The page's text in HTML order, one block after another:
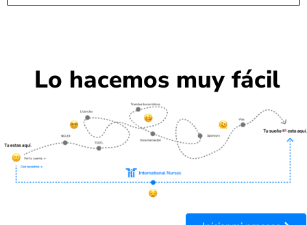
Lo hacemos muy fácil​